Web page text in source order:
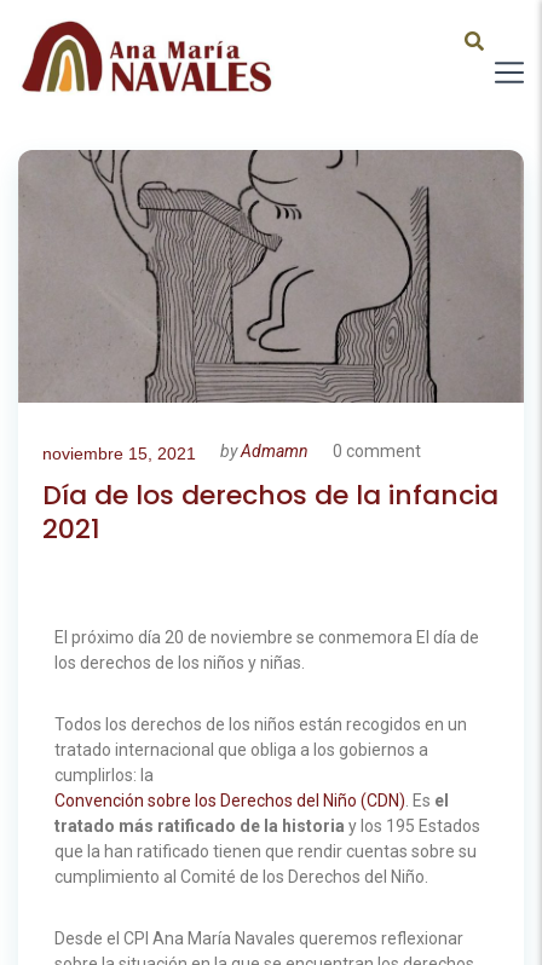
noviembre 15, 2021 byAdmamn 0 comment
Día de los derechos de la infancia
2021
El próximo día 20 de noviembre se conmemora El día de
los derechos de los niños y niñas.
Todos los derechos de los niños están recogidos en un
tratado internacional que obliga a los gobiernos a
cumplirlos: la
Convención sobre los Derechos del Niño (CDN) . Es el
tratado más ratificado de la historia y los 195 Estados
que la han ratificado tienen que rendir cuentas sobre su
cumplimiento al Comité de los Derechos del Niño.
Desde el CPI Ana María Navales queremos reflexionar